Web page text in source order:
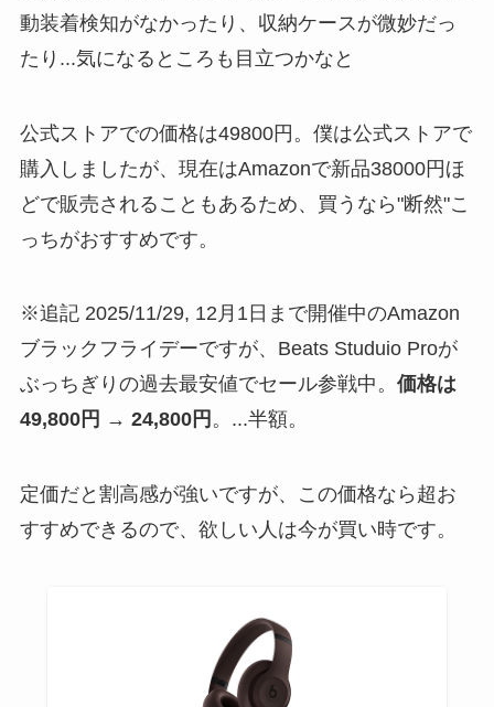
動装着検知がなかったり、収納ケースが微妙だっ
たり...気になるところも目立つかなと
公式ストアでの価格は49800円。僕は公式ストアで
購入しましたが、現在はAmazonで新品38000円ほ
どで販売されることもあるため、買うなら"断然"こ
っちがおすすめです。
※追記 2025/11/29, 12月1日まで開催中のAmazon
ブラックフライデーですが、Beats Studuio Proが
ぶっちぎりの過去最安値でセール参戦中。 価格は
49,800円 → 24,800円 。...半額。
定価だと割高感が強いですが、この価格なら超お
すすめできるので、欲しい人は今が買い時です。